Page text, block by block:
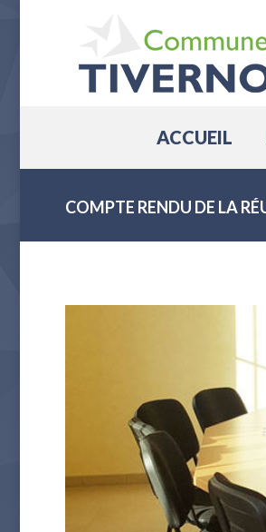
ACCUEIL
COMPTE RENDU DE LA